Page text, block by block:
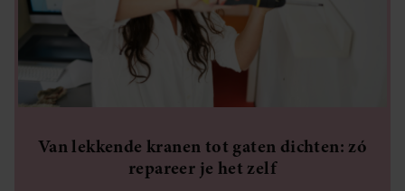
Van lekkende kranen tot gaten dichten: zó
repareer je het zelf